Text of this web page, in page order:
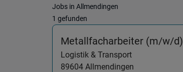
Jobs in Allmendingen
1 gefunden
Metallfacharbeiter (m/w/d)
Logistik & Transport
89604 Allmendingen